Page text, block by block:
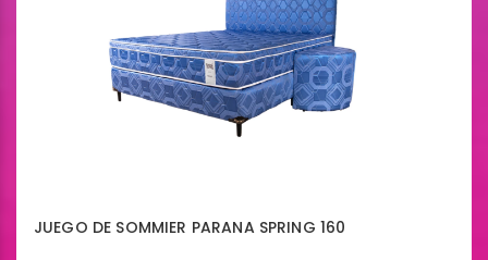
JUEGO DE SOMMIER PARANA SPRING 160